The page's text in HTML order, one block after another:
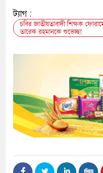
ট্যাগ :
চবির জাতীয়তাবাদী শিক্ষক
তারেক রহমানকে শুভেচ্ছা